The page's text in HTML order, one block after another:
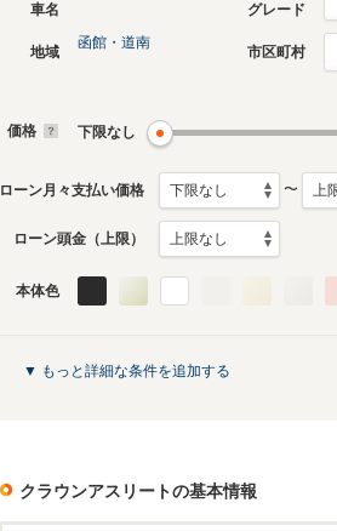
生産モデル
クラウンアスリートのカタログを見る
車名 グレード
地域
函館・道南
市区町村
価格 下限なし
ローン月々支払い価格 〜
ローン頭金（上限）
本体色
▼ もっと詳細な条件を追加する
クラウンアスリートの基本情報